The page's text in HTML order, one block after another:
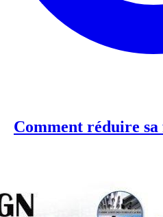
Comment réduire